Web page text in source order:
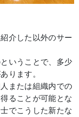
介した以外のサー
いうことで、多少
ります。
または組織内での
ることが可能とな
でこうした新たな